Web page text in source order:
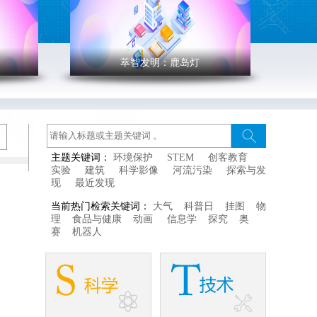
' >
萃智发明：鹿岛灯
创客空间常规活动《鹿岛
灯》，从酸碱指示剂变色
实验出发引出颜色改变的
原理概念，通过案例分
析，引导孩子们使用颜色
改变原理解决生活中的问
题，并指导孩子们制作鹿
"
主题关键词： 环境保护 STEM
创客教育
实验
建筑 科学影像 河流污染
探索与发
现
最近发现
当前热门检索关键词： 大气 科普日 挂图
物
理
食品与健康 动画 信息学 探究
奥
赛
机器人